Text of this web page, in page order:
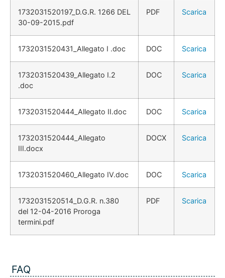
1732031520197_D.G.R. 1266 DEL
30-09-2015.pdf
PDF Scarica
1732031520431_Allegato I .doc DOC Scarica
1732031520439_Allegato I.2
.doc
DOC Scarica
1732031520444_Allegato II.doc DOC Scarica
1732031520444_Allegato
III.docx
DOCX Scarica
1732031520460_Allegato IV.doc DOC Scarica
1732031520514_D.G.R. n.380
del 12-04-2016 Proroga
termini.pdf
PDF Scarica
FAQ